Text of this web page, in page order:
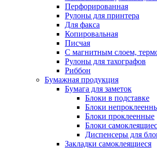
Перфорированная
Рулоны для принтера
Для факса
Копировальная
Писчая
С магнитным слоем,
Рулоны для тахографов
Риббон
Бумажная продукция
Бумага для заметок
Блоки в подставке
Блоки
Блоки проклеенные
Блоки
Диспенсеры для
Закладки самоклеящиеся